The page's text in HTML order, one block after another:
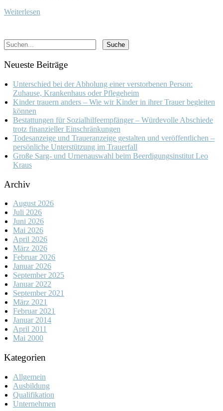
Weiterlesen
Neueste Beiträge
Unterschied bei der Abholung einer verstorbenen Person:
Zuhause, Krankenhaus oder Pflegeheim
Kinder trauern anders – Wie wir Kinder in ihrer Trauer begleiten
können
Bestattungen für Sozialhilfeempfänger – Würdevolle Abschiede
trotz finanzieller Einschränkungen
Todesanzeige und Traueranzeige gestalten und veröffentlichen –
persönliche Unterstützung im Trauerfall
Große Sarg- und Urnenauswahl beim Beerdigungsinstitut Leo
Kraus
Archiv
August 2026
Juli 2026
Juni 2026
Mai 2026
April 2026
März 2026
Februar 2026
Januar 2026
September 2025
Januar 2022
September 2021
März 2021
Februar 2021
Januar 2014
April 2011
Mai 2000
Kategorien
Allgemein
Ausbildung
Qualifikation
Unternehmen